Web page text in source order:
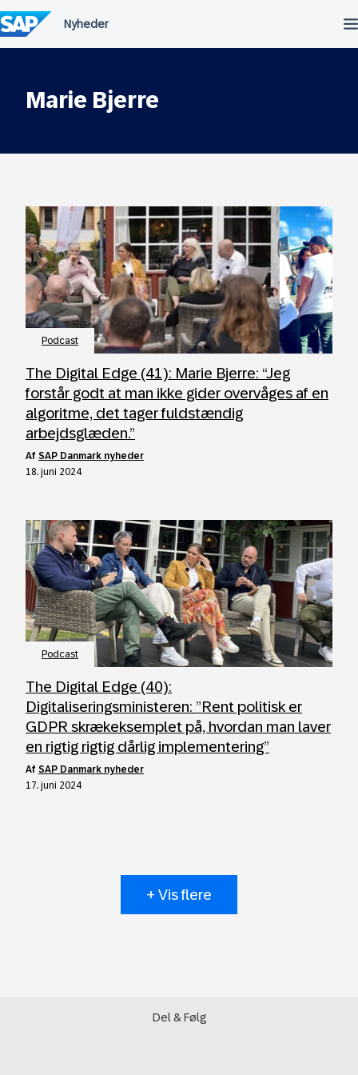
til
indholdet
Marie Bjerre
Podcast
The Digital Edge (41): Marie Bjerre: “Jeg
forstår godt at man ikke gider overvåges af en
algoritme, det tager fuldstændig
arbejdsglæden.”
af SAP Danmark nyheder
18. juni 2024
Podcast
The Digital Edge (40):
Digitaliseringsministeren: ”Rent politisk er
GDPR skrækeksemplet på, hvordan man laver
en rigtig rigtig dårlig implementering”
af SAP Danmark nyheder
17. juni 2024
+ Vis flere
Del & Følg